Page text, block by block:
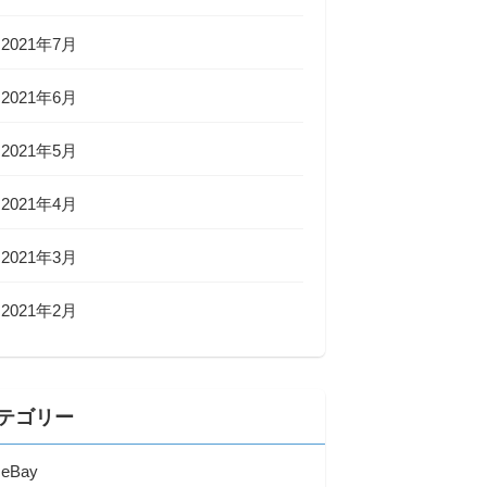
2021年7月
2021年6月
2021年5月
2021年4月
2021年3月
2021年2月
ゴリー
eBay